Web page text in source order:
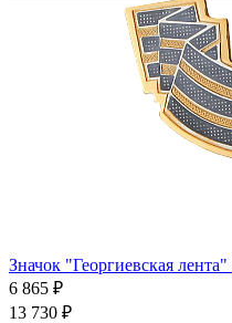
Значок "Георгиевская лента"
6 865 ₽
13 730 ₽